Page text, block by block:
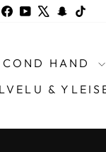
Facebook
YouTube
HAND
&